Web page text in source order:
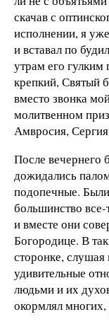
скачав с
исполнении, я
и вставал по
утрам его
крепкий, Святый
вместо звонка
молитвенном
Амвросия,
После вечернего
дожидались
подопечные.
большинство
и вместе они
Богородице. В
сторонке,
удивительные
людьми и их
окормлял